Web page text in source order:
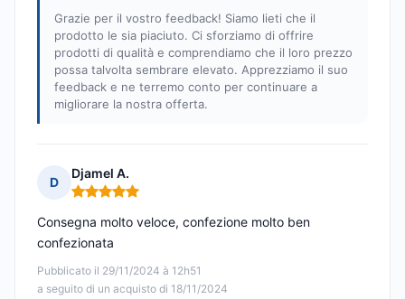
Grazie per il vostro feedback! Siamo lieti che il
prodotto le sia piaciuto. Ci sforziamo di offrire
prodotti di qualità e comprendiamo che il loro prezzo
possa talvolta sembrare elevato. Apprezziamo il suo
feedback e ne terremo conto per continuare a
migliorare la nostra offerta.
D
Djamel A.
Nota: 5 su 5
Pubblicato il 29/11/2024 à 12h51
a seguito di un acquisto di 18/11/2024
Consegna molto veloce, confezione molto ben
confezionata